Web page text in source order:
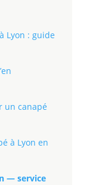
Lyon : guide
un canapé
à Lyon en
— service